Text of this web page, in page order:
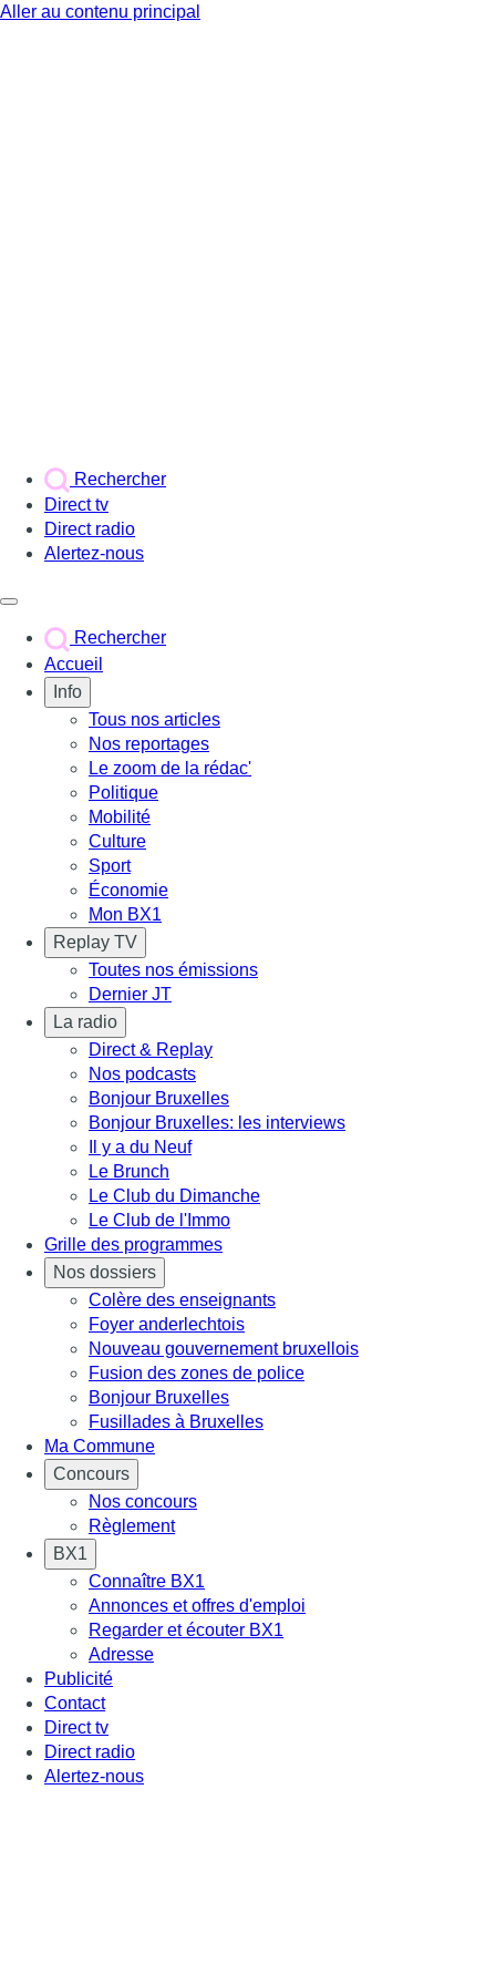
Aller au contenu principal
Rechercher
Direct tv
Direct radio
Alertez-nous
Rechercher
Accueil
Info
Tous nos articles
Nos reportages
Le zoom de la rédac'
Politique
Mobilité
Culture
Sport
Économie
Mon BX1
Replay TV
Toutes nos émissions
Dernier JT
La radio
Direct & Replay
Nos podcasts
Bonjour Bruxelles
Bonjour Bruxelles: les interviews
Il y a du Neuf
Le Brunch
Le Club du Dimanche
Le Club de l'Immo
Grille des programmes
Nos dossiers
Colère des enseignants
Foyer anderlechtois
Nouveau gouvernement bruxellois
Fusion des zones de police
Bonjour Bruxelles
Fusillades à Bruxelles
Ma Commune
Concours
Nos concours
Règlement
BX1
Connaître BX1
Annonces et offres d'emploi
Regarder et écouter BX1
Adresse
Publicité
Contact
Direct tv
Direct radio
Alertez-nous